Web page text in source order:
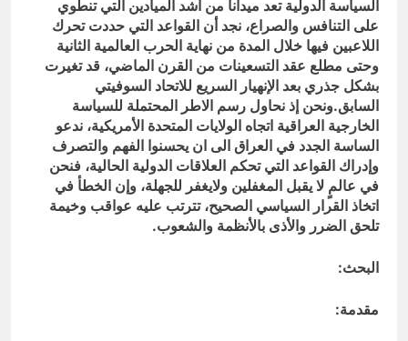
السياسة الدولية تعد ميداناً من أشد الميادين التي تنطوي
على التنافس والصراع، نجد أن القواعد التي حددت تحرك
اللاعبين فيها خلال المدة من نهاية الحرب العالمية الثانية
وحتى مطلع عقد التسعينات من القرن الماضي، قد تغيرت
بشكل جذري بعد الإنهيار السريع للاتحاد السوفيتي
السابق.ونحن إذ نحاول رسم الاطر المحتملة للسياسة
الخارجية العراقية اتجاه الولايات المتحدة الأمريكية، ندعو
الساسة الجدد في العراق الى ان يحسنوا الفهم والتصرف
وإدراك القواعد التي تحكم العلاقات الدولية الحالية، فنحن
في عالمٍ لا يقبل المغفلين ولايغفر للجهلة، وإن الخطأ في
اتخاذ القرار السياسي الصحيح، تترتب عليه عواقب وخيمة
تلحق الضرر والأذى بالأنظمة والشعوب.
البحث:
مقدمة: